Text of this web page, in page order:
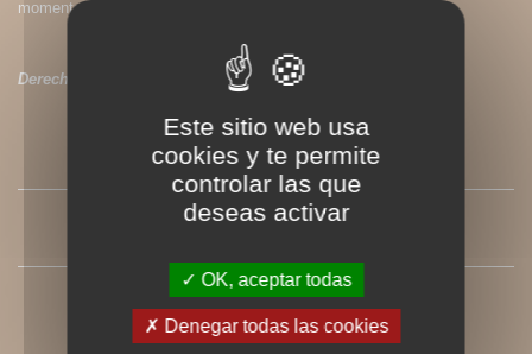
momento.
Derechos de traducción disponibles
SOMMAIRE
Este sitio web usa
cookies y te permite
controlar las que
deseas activar
OK, aceptar todas
Denegar todas las cookies